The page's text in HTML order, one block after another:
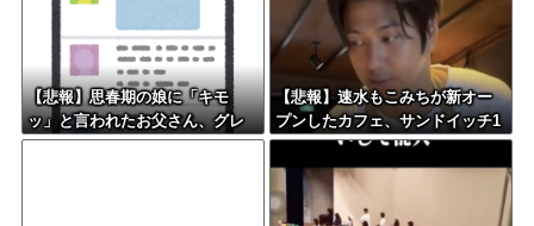
【悲報】思春期の娘に「キモ
ッ」と言われたお父さん、グレ
るｗｗｗｗｗｗｗ
【悲報】速水もこみちが新オー
プンしたカフェ、サンドイッチ1
つ3000円ｗｗｗｗｗｗｗｗｗｗ
ｗｗｗ